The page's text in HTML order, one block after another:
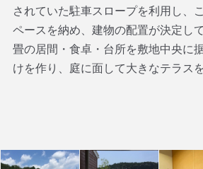
されていた駐車スロープを利用し、
ペースを納め、建物の配置が決定し
畳の居間・食卓・台所を敷地中央に
けを作り、庭に面して大きなテラス